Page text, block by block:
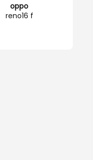
oppo
reno16 f